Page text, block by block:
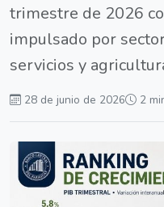
trimestre de 2026
impulsado por
servicios y
28 de junio de 2026 2